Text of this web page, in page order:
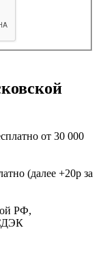
от 30 000
(далее +20р за
РФ,